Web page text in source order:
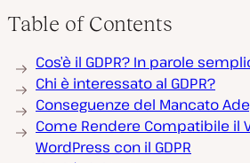
Table of Contents
Cos’è il GDPR? In parole
Chi è interessato al GDPR?
Conseguenze del Mancato
Come Rendere Compatibile il
WordPress con il GDPR